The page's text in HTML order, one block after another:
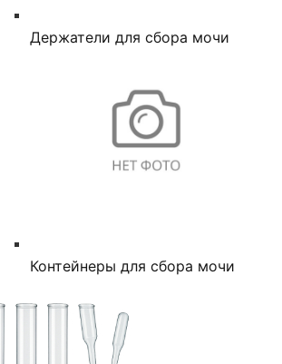
Держатели для сбора мочи
Контейнеры для сбора мочи